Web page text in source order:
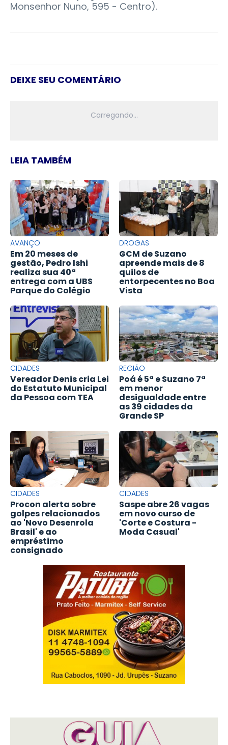
Monsenhor Nuno, 595 - Centro).
DEIXE SEU COMENTÁRIO
LEIA TAMBÉM
AVANÇO
Em 20 meses de
gestão, Pedro Ishi
realiza sua 40ª
entrega com a UBS
Parque do Colégio
DROGAS
GCM de Suzano
apreende mais de 8
quilos de
entorpecentes no Boa
Vista
CIDADES
Vereador Denis cria Lei
do Estatuto Municipal
da Pessoa com TEA
REGIÃO
Poá é 5ª e Suzano 7ª
em menor
desigualdade entre
as 39 cidades da
Grande SP
CIDADES
Procon alerta sobre
golpes relacionados
ao 'Novo Desenrola
Brasil' e ao
empréstimo
consignado
CIDADES
Saspe abre 26 vagas
em novo curso de
'Corte e Costura -
Moda Casual'